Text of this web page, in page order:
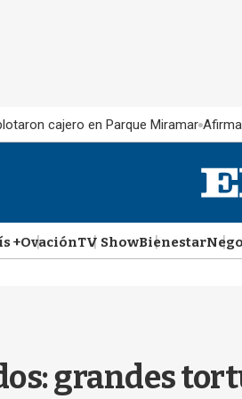
cajero en Parque Miramar
+OvaciónTV ShowBienestar
grandes